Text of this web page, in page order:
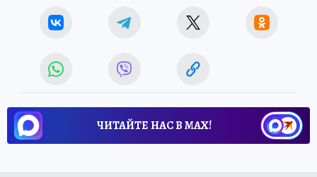
ЧИТАЙТЕ НАС В МАХ!